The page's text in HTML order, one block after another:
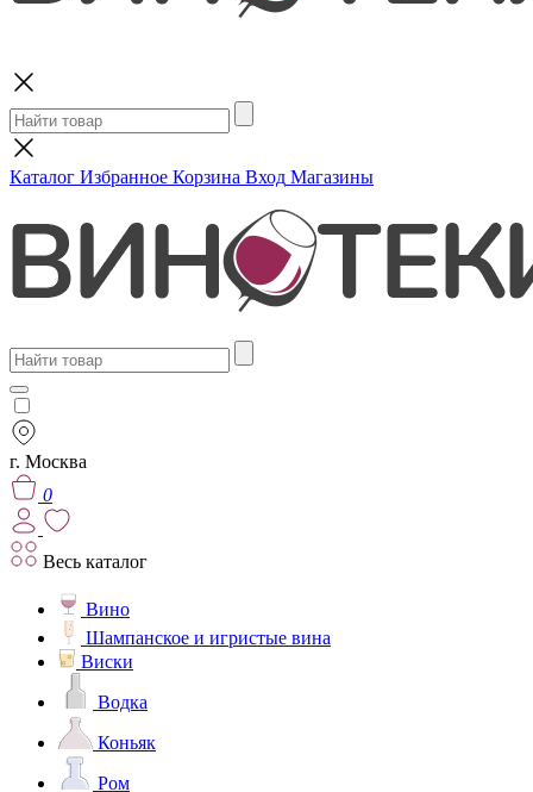
Каталог Избранное Корзина Вход Магазины
г. Москва
0
Весь каталог
Вино
Шампанское и игристые вина
Виски
Водка
Коньяк
Ром